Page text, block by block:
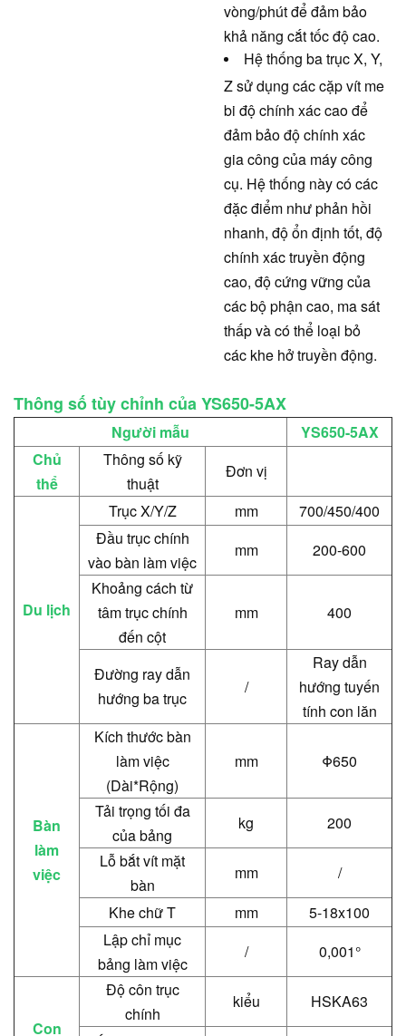
vòng/phút để đảm bảo
khả năng cắt tốc độ cao.
Hệ thống ba trục X, Y,
Z sử dụng các cặp vít me
bi độ chính xác cao để
đảm bảo độ chính xác
gia công của máy công
cụ. Hệ thống này có các
đặc điểm như phản hồi
nhanh, độ ổn định tốt, độ
chính xác truyền động
cao, độ cứng vững của
các bộ phận cao, ma sát
thấp và có thể loại bỏ
các khe hở truyền động.
Thông số tùy chỉnh của YS650-5AX
Người mẫu
YS650-5AX
Chủ
thể
Thông số kỹ
thuật
Đơn vị
Du lịch
Trục X/Y/Z mm
700/450/400
Đầu trục chính
vào bàn làm việc
mm
200-600
Khoảng cách từ
tâm trục chính
đến cột
mm 400
Đường ray dẫn
hướng ba trục
/
Ray dẫn
hướng tuyến
tính con lăn
Bàn
làm
việc
Kích thước bàn
làm việc
(Dài*Rộng)
mm Φ650
Tải trọng tối đa
của bảng
kg
200
Lỗ bắt vít mặt
bàn
mm
/
Khe chữ T
mm
5-18x100
Lập chỉ mục
bảng làm việc
/ 0,001°
Con
Độ côn trục
chính
kiểu
HSKA63